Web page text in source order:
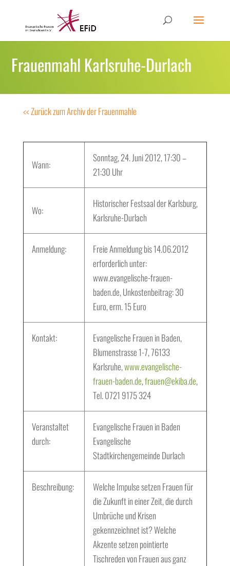
Frauenmahl Karlsruhe-Durlach
<< Zurück zum Archiv der Frauenmahle
Wann:
Sonntag, 24. Juni 2012, 17:30 –
21:30 Uhr
Wo:
Historischer Festsaal der Karlsburg,
Karlsruhe-Durlach
Anmeldung:
Freie Anmeldung bis 14.06.2012
erforderlich unter:
www.evangelische-frauen-
baden.de, Unkostenbeitrag: 30
Euro, erm. 15 Euro
Kontakt:
Evangelische Frauen in Baden,
Blumenstrasse 1-7, 76133
Karlsruhe,www.evangelische-
frauen-baden.de,frauen@ekiba.de,
Tel. 0721 9175 324
Veranstaltet
durch:
Evangelische Frauen in Baden
Evangelische
Stadtkirchengemeinde Durlach
Beschreibung:
Welche Impulse setzen Frauen für
die Zukunft in einer Zeit, die durch
Umbrüche und Krisen
gekennzeichnet ist? Welche
Akzente setzen pointierte
Tischreden von Frauen aus ganz